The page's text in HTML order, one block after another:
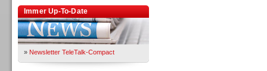
Immer Up-To-Date
» Newsletter TeleTalk-Compact